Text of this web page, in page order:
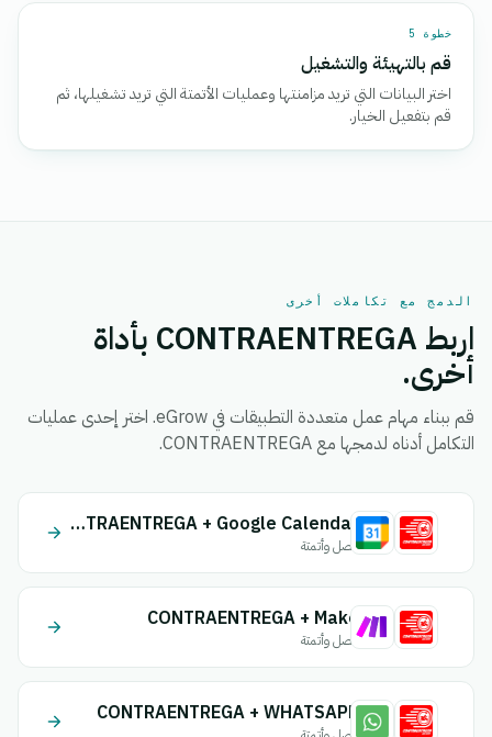
خطوة 5
قم بالتهيئة والتشغيل
اختر البيانات التي تريد مزامنتها وعمليات الأتمتة التي تريد تشغيلها، ثم
قم بتفعيل الخيار.
الدمج مع تكاملات أخرى
اربط CONTRAENTREGA بأداة
أخرى.
قم ببناء مهام عمل متعددة التطبيقات في eGrow. اختر إحدى عمليات
التكامل أدناه لدمجها مع CONTRAENTREGA.
CONTRAENTREGA + Google Calendar
اتصل وأتمتة
CONTRAENTREGA + Make
اتصل وأتمتة
CONTRAENTREGA + WHATSAPP